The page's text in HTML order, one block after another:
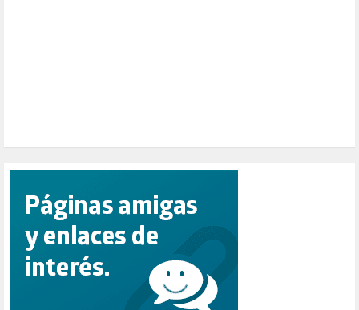
PUERTO DE VALENCIA (1)
RACISMO (1)
RELIGIÓN (114)
REPUBLICA (1)
SALUD (108)
SENSIBILIZACIÓN (576)
SINDICATOS (12)